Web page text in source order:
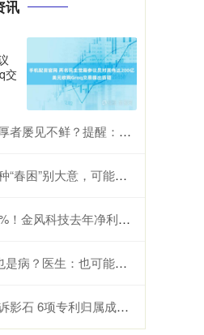
讯
交
：三餐中的过快进食习惯许是诱因
意，可能是过敏甚至中风前兆
去年净利润增近五成至27亿元
可能是交感神经过度兴奋所致
6项专利归属成案件焦点